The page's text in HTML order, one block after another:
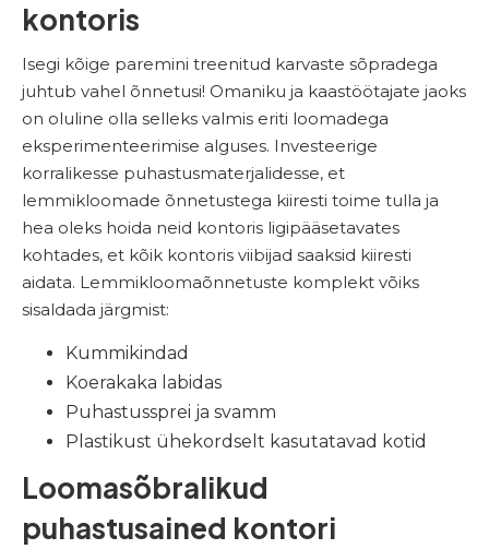
kontoris
Isegi kõige paremini treenitud karvaste sõpradega
juhtub vahel õnnetusi! Omaniku ja kaastöötajate jaoks
on oluline olla selleks valmis eriti loomadega
eksperimenteerimise alguses. Investeerige
korralikesse puhastusmaterjalidesse, et
lemmikloomade õnnetustega kiiresti toime tulla ja
hea oleks hoida neid kontoris ligipääsetavates
kohtades, et kõik kontoris viibijad saaksid kiiresti
aidata. Lemmikloomaõnnetuste komplekt võiks
sisaldada järgmist:
Kummikindad
Koerakaka labidas
Puhastussprei ja svamm
Plastikust ühekordselt kasutatavad kotid
Loomasõbralikud
puhastusained kontori